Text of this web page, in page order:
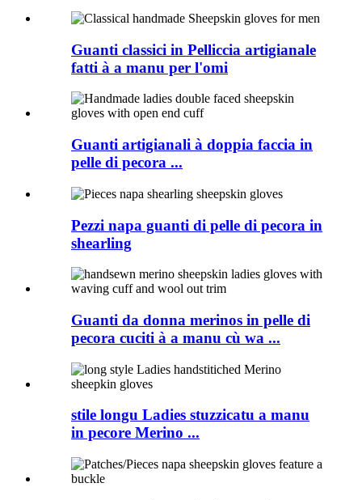
Guanti classici in Pelliccia artigianale
fatti à a manu per l'omi
Guanti artigianali à doppia faccia in
pelle di pecora ...
Pezzi napa guanti di pelle di pecora in
shearling
Guanti da donna merinos in pelle di
pecora cuciti à a manu cù wa ...
stile longu Ladies stuzzicatu a manu
in pecore Merino ...